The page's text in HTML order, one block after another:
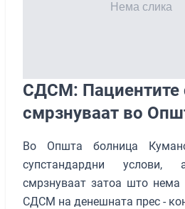
СДСМ: Пациентите
смрзнуваат во
Во Општа болница
супстандардни
смрзнуваат затоа што нема
СДСМ на денешната прес -